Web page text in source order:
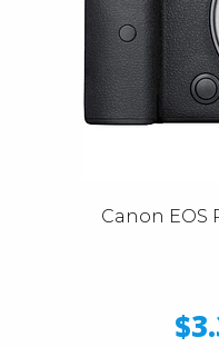
Canon EOS